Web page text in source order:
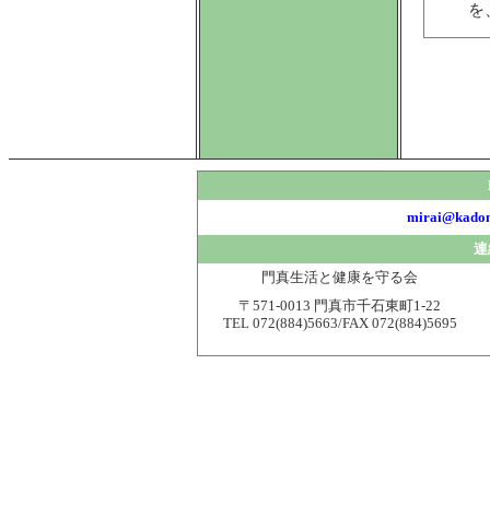
を
門真生活と健康を守る会
〒571-0013 門真市千石東町1-22
TEL 072(884)5663/FAX 072(884)5695